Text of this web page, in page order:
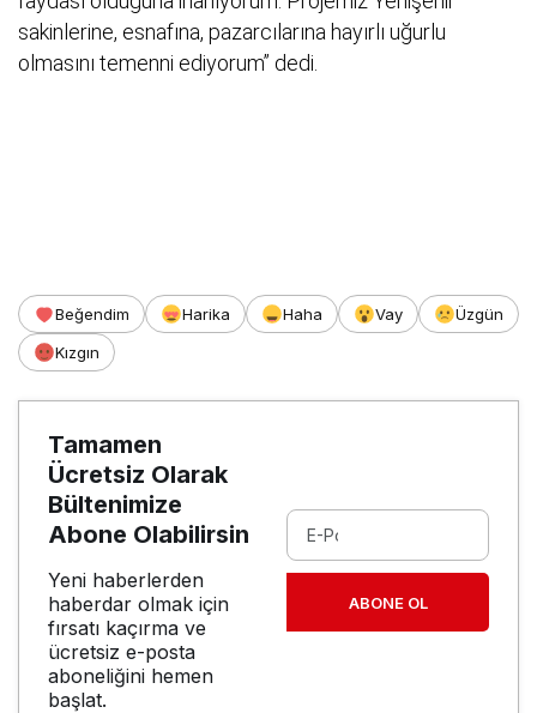
sakinlerine, esnafına, pazarcılarına hayırlı uğurlu
olmasını temenni ediyorum” dedi.
Beğendim Harika Haha Vay
Üzgün
Kızgın
Tamamen
Ücretsiz Olarak
Bültenimize
Abone Olabilirsin
Yeni haberlerden
haberdar olmak için
fırsatı kaçırma ve
ücretsiz e-posta
aboneliğini hemen
başlat.
ABONE OL